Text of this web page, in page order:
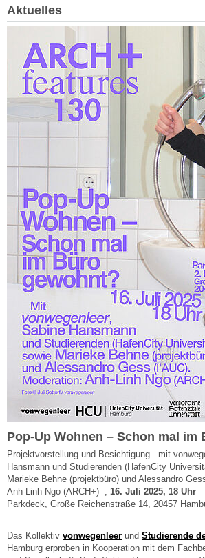
Aktuelles
Pop-Up Wohnen – Schon mal im
Projektvorstellung und Besichtigung mit
Hansmann und Studierenden (HafenCity
Marieke Behne (projektbüro) und Alessandro
Anh-Linh Ngo (ARCH+) , 16. Juli 2025, 18 Uhr
Parkdeck, Große Reichenstraße 14, 20457
Das Kollektiv vonwegenleer und Studierende
Hamburg erproben in Kooperation mit dem